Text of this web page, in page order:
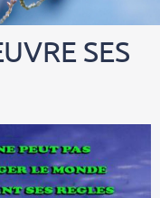
SES